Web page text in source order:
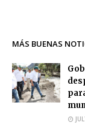
MÁS BUENAS